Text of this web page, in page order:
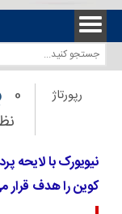
رپورتاژ
0
نیویورک با لایحه
کوین را هدف قرار